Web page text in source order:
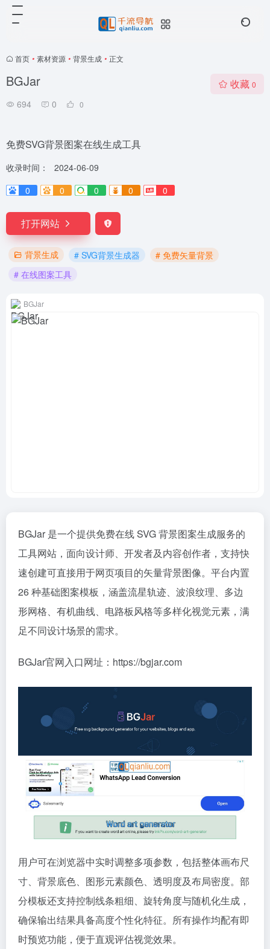
首页 • 素材资源 • 背景生成 • 正文
BGJar
694 0 0
收藏 0
免费SVG背景图案在线生成工具
收录时间：
2024-06-09
0
0 0 0 0
打开网站
背景生成 # SVG背景生成器
# 免费矢量背景
# 在线图案工具
BGJar
BGJar 是一个提供免费在线 SVG 背景图案生成服务的
工具网站，面向设计师、开发者及内容创作者，支持快
速创建可直接用于网页项目的矢量背景图像。平台内置
26 种基础图案模板，涵盖流星轨迹、波浪纹理、多边
形网格、有机曲线、电路板风格等多样化视觉元素，满
足不同设计场景的需求。
BGJar官网入口网址：https://bgjar.com
用户可在浏览器中实时调整多项参数，包括整体画布尺
寸、背景底色、图形元素颜色、透明度及布局密度。部
分模板还支持控制线条粗细、旋转角度与随机化生成，
确保输出结果具备高度个性化特征。所有操作均配有即
时预览功能，便于直观评估视觉效果。